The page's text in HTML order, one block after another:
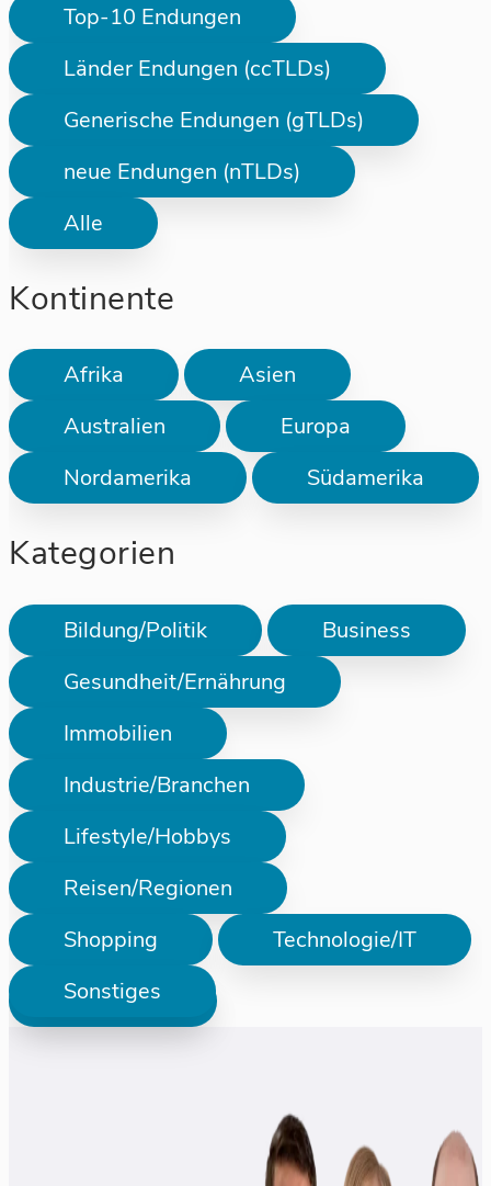
Top-10 Endungen
Länder Endungen (ccTLDs)
Generische Endungen (gTLDs)
neue Endungen (nTLDs)
Alle
Kontinente
Afrika
Asien
Australien
Europa
Nordamerika
Südamerika
Kategorien
Bildung/Politik
Business
Gesundheit/Ernährung
Immobilien
Industrie/Branchen
Lifestyle/Hobbys
Reisen/Regionen
Shopping
Technologie/IT
Sonstiges
Prüfen